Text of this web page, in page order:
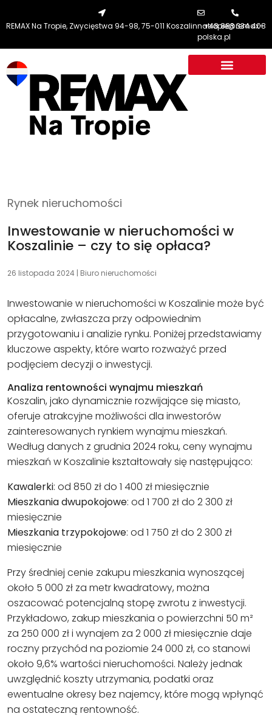
REMAX Na Tropie, Zwycięstwa 94-98, 75-011 Koszalinnatropie@remax-
polska.pl
+48 883 334 408
75-011 75-008, Koszalin
+48 883 334 408
natropie@remax-polska.pl
Rynek nieruchomości
Inwestowanie w nieruchomości w
Koszalinie – czy to się opłaca?
26 listopada 2024 | Biuro nieruchomości
Inwestowanie w nieruchomości w Koszalinie może być
opłacalne, zwłaszcza przy odpowiednim
przygotowaniu i analizie rynku. Poniżej przedstawiamy
kluczowe aspekty, które warto rozważyć przed
podjęciem decyzji o inwestycji.
Analiza rentowności wynajmu mieszkań
Koszalin, jako dynamicznie rozwijające się miasto,
oferuje atrakcyjne możliwości dla inwestorów
zainteresowanych rynkiem wynajmu mieszkań.
Według danych z grudnia 2024 roku, ceny wynajmu
mieszkań w Koszalinie kształtowały się następująco:
Kawalerki: od 850 zł do 1 400 zł miesięcznie
Mieszkania dwupokojowe: od 1 700 zł do 2 300 zł
miesięcznie
Mieszkania trzypokojowe: od 1 750 zł do 2 300 zł
miesięcznie
Przy średniej cenie zakupu mieszkania wynoszącej
około 5 000 zł za metr kwadratowy, można
oszacować potencjalną stopę zwrotu z inwestycji.
Przykładowo, zakup mieszkania o powierzchni 50 m²
za 250 000 zł i wynajem za 2 000 zł miesięcznie daje
roczny przychód na poziomie 24 000 zł, co stanowi
około 9,6% wartości nieruchomości. Należy jednak
uwzględnić koszty utrzymania, podatki oraz
ewentualne okresy bez najemcy, które mogą wpłynąć
na ostateczną rentowność.